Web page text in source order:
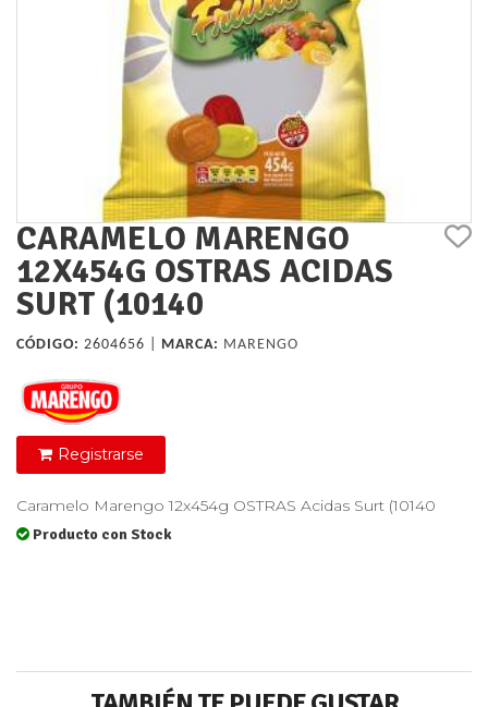
CARAMELO MARENGO
12X454G OSTRAS ACIDAS
SURT (10140
CÓDIGO: 2604656 | MARCA: MARENGO
Registrarse
Caramelo Marengo 12x454g OSTRAS Acidas Surt (10140
Producto con Stock